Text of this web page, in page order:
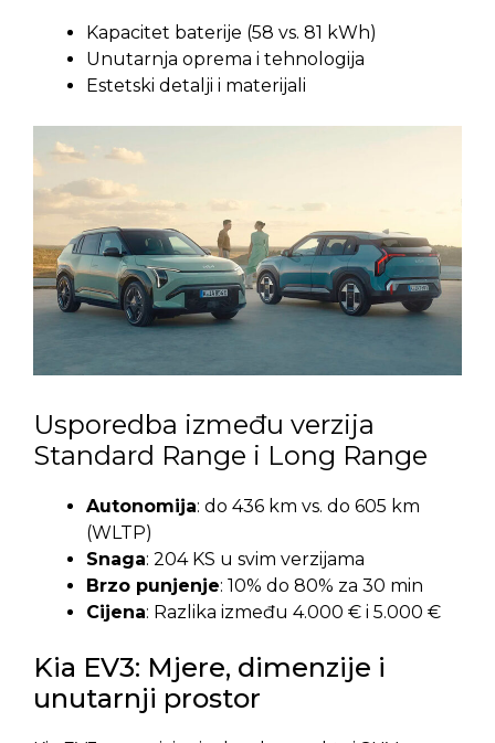
Kapacitet baterije (58 vs. 81 kWh)
Unutarnja oprema i tehnologija
Estetski detalji i materijali
Usporedba između verzija
Standard Range i Long Range
Autonomija: do 436 km vs. do 605 km
(WLTP)
Snaga: 204 KS u svim verzijama
Brzo punjenje: 10% do 80% za 30 min
Cijena: Razlika između 4.000 € i 5.000 €
Kia EV3: Mjere, dimenzije i
unutarnji prostor